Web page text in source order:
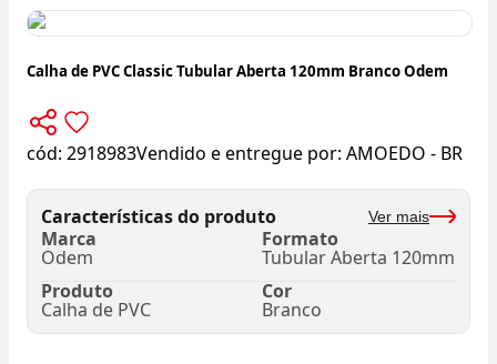
Calha de PVC Classic Tubular Aberta 120mm Branco Odem
cód: 2918983Vendido e entregue por: AMOEDO - BR
Características do produto Ver mais
Marca
Odem
Formato
Tubular Aberta 120mm
Produto
Calha de PVC
Cor
Branco